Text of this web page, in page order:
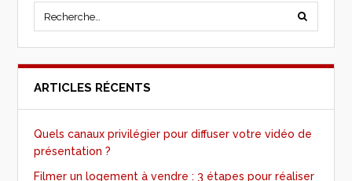
ARTICLES RÉCENTS
Quels canaux privilégier pour diffuser votre vidéo de
présentation ?
Filmer un logement à vendre : 3 étapes pour réaliser